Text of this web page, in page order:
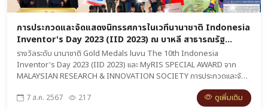
การประกวดและจัดแสดงนิทรรศการในเวทีนานาชาติ Indonesia
Inventor's Day 2023 (IID 2023) ณ บาหลี สาธารณรัฐ
อินโดนีเซีย
รางวัลระดับ นานาชาติ Gold Medals luvu The 10th Indonesia
Inventor's Day 2023 (IID 2023) และ MyRIS SPECIAL AWARD จาก
MALAYSIAN RESEARCH & INNOVATION SOCIETY การประกวดและจัด
แสดงนิทรรศการในเวทีนานาชาติ Indonesia Inventor's Day 2023 (IID
2023) ณ บาหลี สาธารณรัฐอินโดนีเซีย ผลงาน METER IoT แผนกวิชาช่าง
7 ส.ค. 2567 217 ดูเพิ่มเติม